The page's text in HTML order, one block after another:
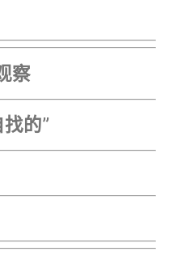
察
找的”